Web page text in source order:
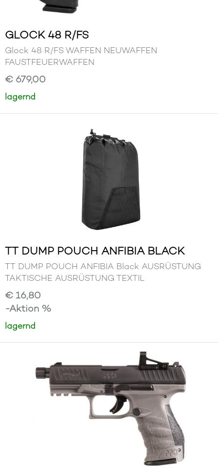
GLOCK 48 R/FS
Glock 48 R/FS WAFFEN NEUWAFFEN
FAUSTFEUERWAFFEN
€ 679,00
lagernd
TT DUMP POUCH ANFIBIA BLACK
TT DUMP POUCH ANFIBIA Black AUSRÜSTUNG
TAKTISCHE AUSRÜSTUNG TEXTIL
€ 16,80
-Aktion %
lagernd